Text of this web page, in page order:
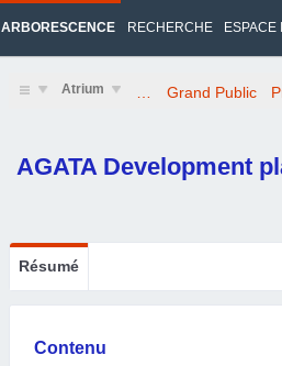
ARBORESCENCE RECHERCHE ESPACE
Atrium … Grand Public
AGATA Development
Résumé
Contenu